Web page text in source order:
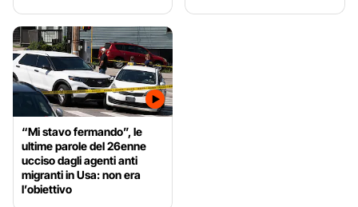
“Mi stavo fermando”, le
ultime parole del 26enne
ucciso dagli agenti anti
migranti in Usa: non era
l’obiettivo